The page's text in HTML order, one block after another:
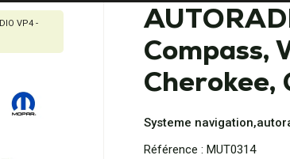
Compass,
Cherokee,
Systeme
Référence :MUT0314
VP4 -